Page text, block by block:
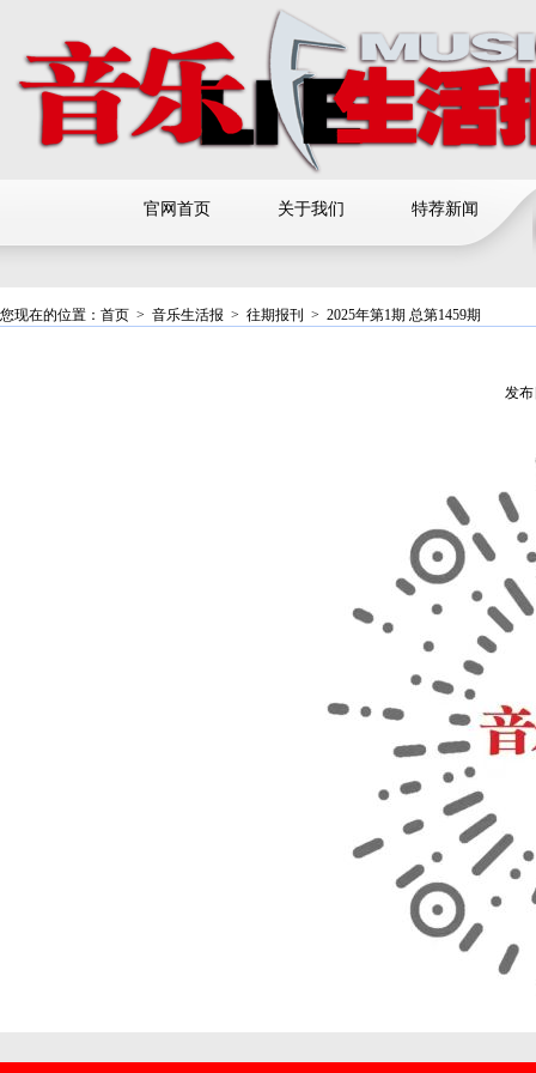
官网首页 关于我们 特荐新闻
您现在的位置： 首页 > 音乐生活报 > 往期报刊 > 2025年第1期 总第1459期
发